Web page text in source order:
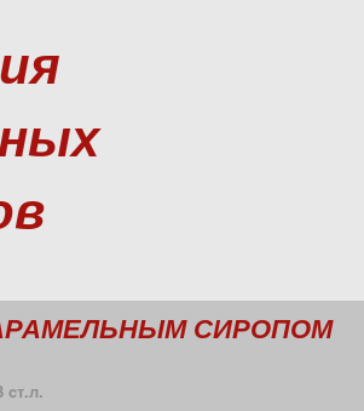
СИРОПОМ
cт.л.